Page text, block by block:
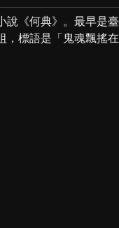
說《何典》。最早是臺
，標語是「鬼魂飄搖在